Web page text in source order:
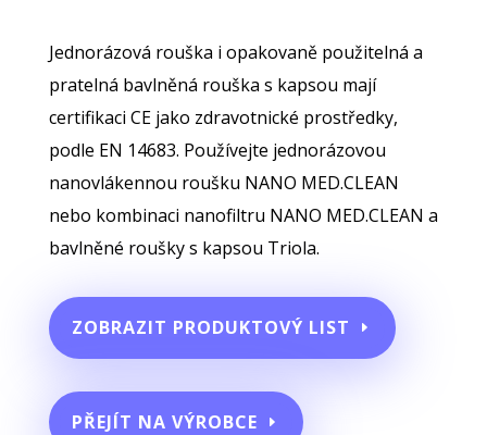
Jednorázová rouška i opakovaně použitelná a
pratelná bavlněná rouška s kapsou mají
certifikaci CE jako zdravotnické prostředky,
podle EN 14683. Používejte jednorázovou
nanovlákennou roušku NANO MED.CLEAN
nebo kombinaci nanofiltru NANO MED.CLEAN a
bavlněné roušky s kapsou Triola.
ZOBRAZIT PRODUKTOVÝ LIST
PŘEJÍT NA VÝROBCE